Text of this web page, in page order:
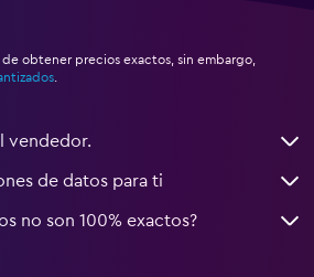
obtener precios exactos, sin embargo,
.
vendedor.
de datos para ti
no son 100% exactos?